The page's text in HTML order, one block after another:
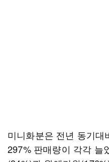
미니화분은 전년 동기
297% 판매량이 각각 늘